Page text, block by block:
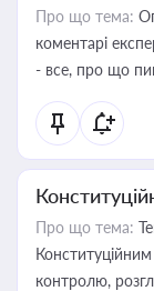
Про що тема:
коментарі
- все, про що
Про що тема:
контролю,